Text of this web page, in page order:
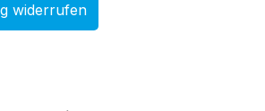
widerrufen